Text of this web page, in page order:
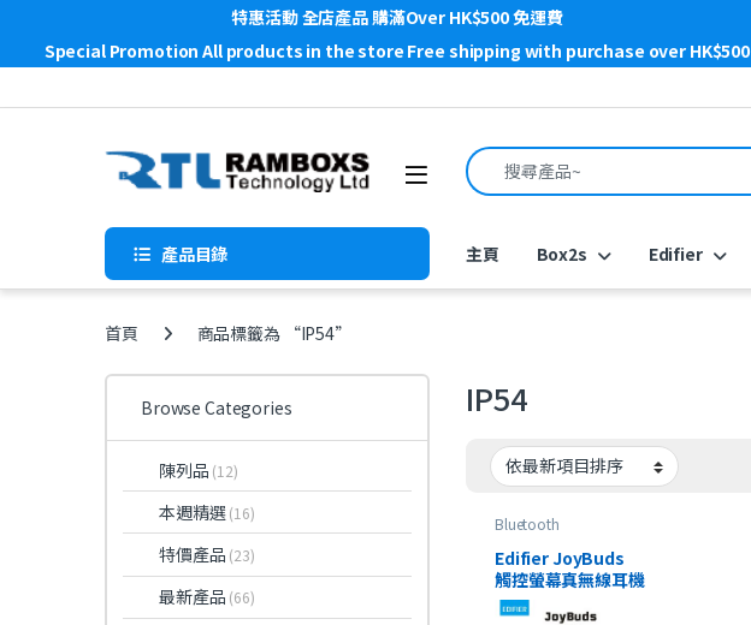
特惠活動 全店產品 購滿Over HK$500 免運費
Special Promotion All products in the store Free shipping with purchase over HK$500
Skip to navigation
Skip to content
Open Search for:
產品目錄 主頁 Box2s Edifier
首頁 商品標籤為 “IP54”
IP54
Bluetooth
HeadSet In-Ear
Headphones,最新產品
Edifier JoyBuds
觸控螢幕真無線耳機
Browse Categories
陳列品 (12)
本週精選(16)
特價產品 (23)
最新產品 (66)